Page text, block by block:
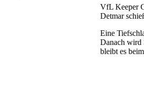
VfL Keeper
Detmar
Eine
Danach wird
bleibt es